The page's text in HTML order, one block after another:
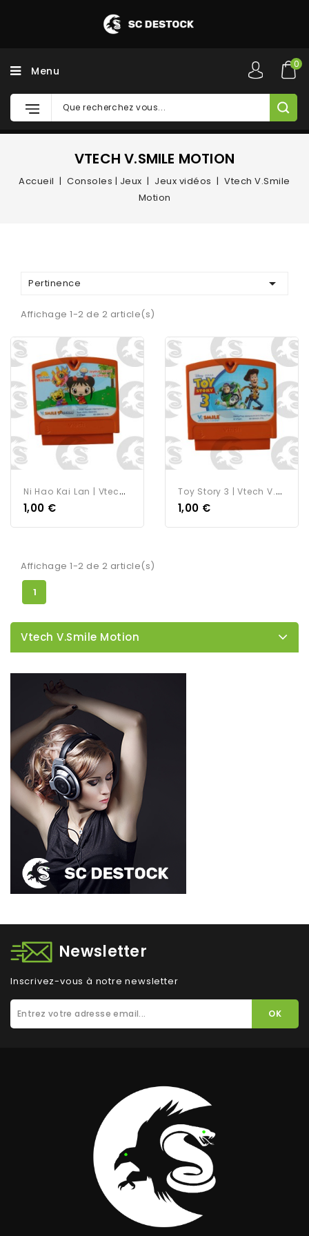
Menu
0
VTECH V.SMILE MOTION
Accueil Consoles | Jeux Jeux vidéos
Vtech V.Smile
Motion
Pertinence 
Affichage 1-2 de 2 article(s)
N
I Hao Kai Lan | Vtech...
1,00 €
T
Oy Story 3 | Vtech V.Smile...
1,00 €
Affichage 1-2 de 2 article(s)
1
Vtech V.Smile Motion
Newsletter
Inscrivez-vous à notre newsletter